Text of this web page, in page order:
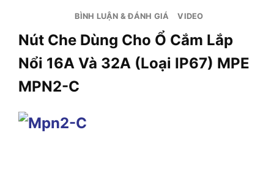
BÌNH LUẬN & ĐÁNH GIÁ VIDEO
Nút Che Dùng Cho Ổ Cắm Lắp
Nổi 16A Và 32A (Loại IP67) MPE
MPN2-C